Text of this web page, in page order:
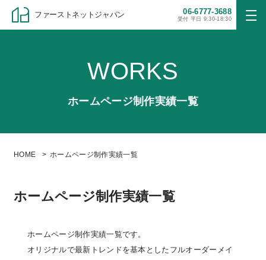
ファーストネットジャパン 06-6777-3688
受付 平日 9:30-18:30
WORKS
ホームページ制作実績一覧
HOME ホームページ制作実績一覧
ホームページ制作実績一覧
ホームページ制作実績一覧です。
オリジナルで最新トレンドを基本としたフルオーダーメイ